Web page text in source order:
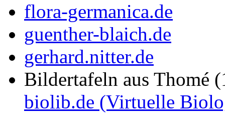
flora-germanica.de
guenther-blaich.de
gerhard.nitter.de
Bildertafeln aus Thomé
biolib.de (Virtuelle